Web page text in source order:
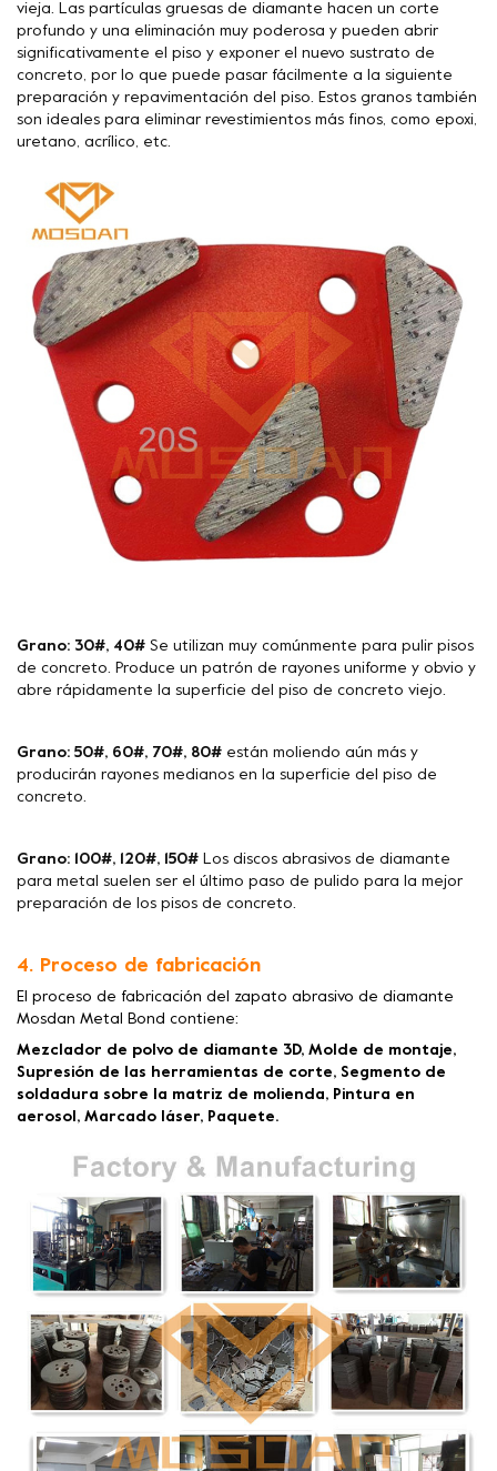
vieja. Las partículas gruesas de diamante hacen un corte
profundo y una eliminación muy poderosa y pueden abrir
significativamente el piso y exponer el nuevo sustrato de
concreto, por lo que puede pasar fácilmente a la siguiente
preparación y repavimentación del piso. Estos granos también
son ideales para eliminar revestimientos más finos, como epoxi,
uretano, acrílico, etc.
Grano: 30#, 40# Se utilizan muy comúnmente para pulir pisos
de concreto. Produce un patrón de rayones uniforme y obvio y
abre rápidamente la superficie del piso de concreto viejo.
Grano: 50#, 60#, 70#, 80# están moliendo aún más y
producirán rayones medianos en la superficie del piso de
concreto.
Grano: 100#, 120#, 150#
Los discos abrasivos de diamante
para metal suelen ser el último paso de pulido para la mejor
preparación de los pisos de concreto.
4. Proceso de fabricación
El proceso de fabricación del zapato abrasivo de diamante
Mosdan Metal Bond contiene:
Mezclador de polvo de diamante 3D, Molde de montaje,
Supresión de las herramientas de corte, Segmento de
soldadura sobre la matriz de molienda, Pintura en
aerosol, Marcado láser, Paquete.